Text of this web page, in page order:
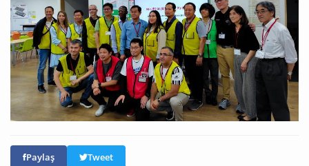
Paylaş Tweet